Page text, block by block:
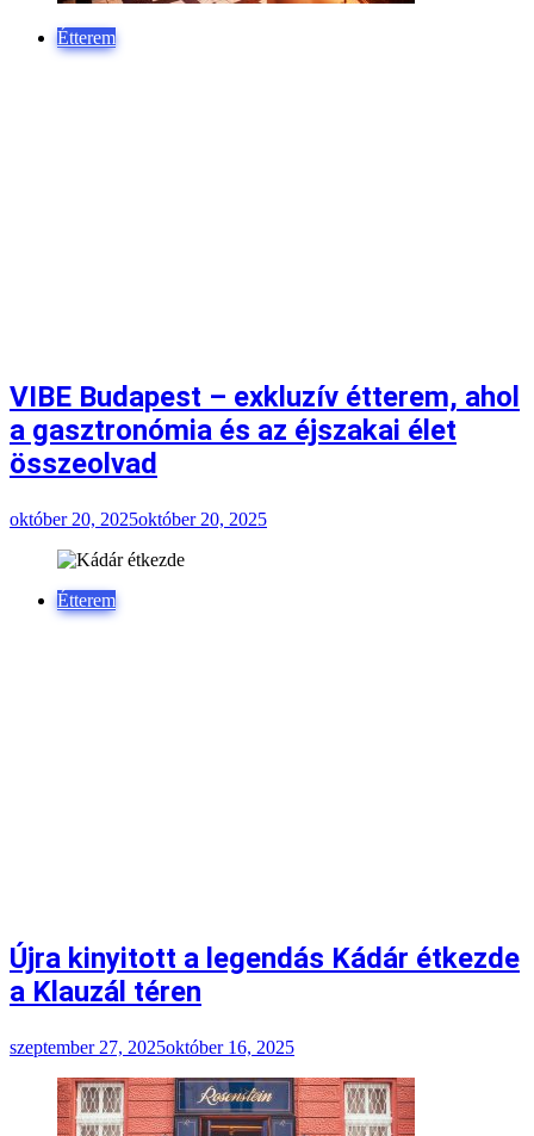
Étterem
VIBE Budapest – exkluzív étterem, ahol
a gasztronómia és az éjszakai élet
összeolvad
október 20, 2025október 20, 2025
Étterem
Újra kinyitott a legendás Kádár étkezde
a Klauzál téren
szeptember 27, 2025október 16, 2025